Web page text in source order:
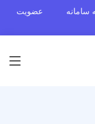
سامانه عضویت